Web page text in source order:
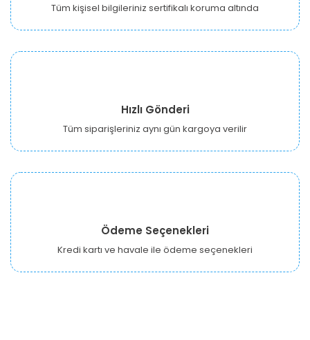
Tüm kişisel bilgileriniz sertifikalı koruma altında
Hızlı Gönderi
Tüm siparişleriniz aynı gün kargoya verilir
Ödeme Seçenekleri
Kredi kartı ve havale ile ödeme seçenekleri